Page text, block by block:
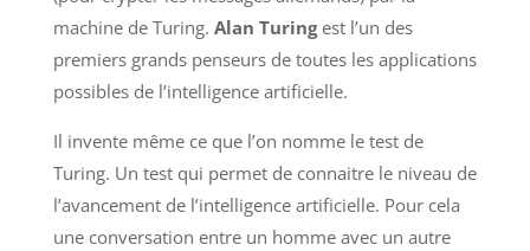
machine de Turing. Alan Turingest l’un des
premiers grands penseurs de toutes les applications
possibles de l’intelligence artificielle.
Il invente même ce que l’on nomme le test de
Turing. Un test qui permet de connaitre le niveau de
l’avancement de l’intelligence artificielle. Pour cela
une conversation entre un homme avec un autre